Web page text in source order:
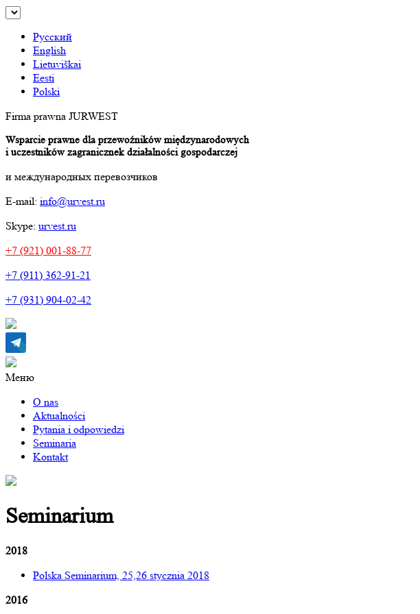
Русский
English
Lietuviškai
Eesti
Polski
Firma prawna JURWEST
Wsparcie prawne dla przewoźników międzynarodowych
i uczestników zagranicznek działalności gospodarczej
и международных перевозчиков
E-mail: info@urvest.ru
Skype: urvest.ru
+7 (921) 001-88-77
+7 (911) 362-91-21
+7 (931) 904-02-42
Меню
O nas
Aktualności
Pytania i odpowiedzi
Seminaria
Kontakt
Seminarium
2018
Polska Seminarium, 25,26 stycznia 2018
2016